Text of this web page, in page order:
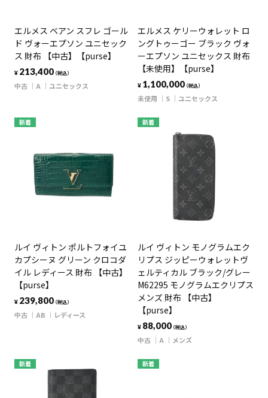
エルメス ベアン スフレ ゴール
ド ヴォーエプソン ユニセック
ス 財布 【中古】【purse】
¥ 213,400（税込）
中古 A ユニセックス
エルメス ケリーウォレット ロ
ングトゥーゴー ブラック ヴォ
ーエプソン ユニセックス 財布
【未使用】【purse】
¥ 1,100,000（税込）
未使用 S ユニセックス
新着
ルイ ヴィトン ポルトフォイユ
カプシーヌ グリーン クロコダ
イル レディース 財布 【中古】
【purse】
¥ 239,800（税込）
中古 AB レディース
新着
ルイ ヴィトン モノグラムエク
リプス ジッピーウォレットヴ
ェルティカル ブラック/グレー
M62295 モノグラムエクリプス
メンズ 財布 【中古】
【purse】
¥ 88,000（税込）
中古 A メンズ
新着 新着